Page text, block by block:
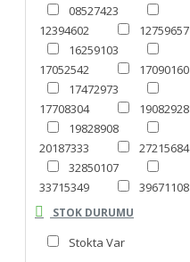
08527423
12394602
12759657
16259103
17052542
17090160
17472973
17708304
19082928
19828908
20187333
27215684
32850107
33715349
39671108
40942928
49057442
STOK DURUMU
Stokta Var